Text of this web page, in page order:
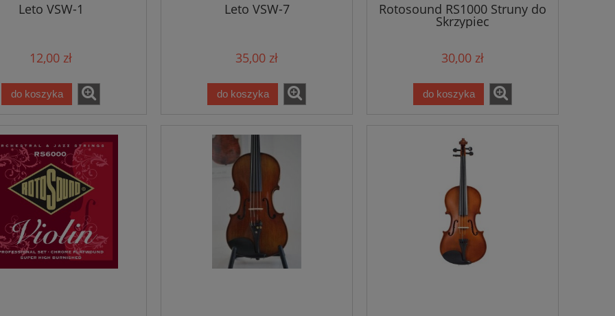
Leto VSW-1
12,00 zł
do koszyka
Leto VSW-7
35,00 zł
do koszyka
Rotosound RS1000 Struny do
Skrzypiec
30,00 zł
do koszyka